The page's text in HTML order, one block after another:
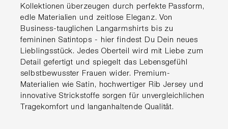
Kollektionen überzeugen durch perfekte Passform,
edle Materialien und zeitlose Eleganz. Von
Business-tauglichen Langarmshirts bis zu
femininen Satintops - hier findest Du Dein neues
Lieblingsstück. Jedes Oberteil wird mit Liebe zum
Detail gefertigt und spiegelt das Lebensgefühl
selbstbewusster Frauen wider. Premium-
Materialien wie Satin, hochwertiger Rib Jersey und
innovative Strickstoffe sorgen für unvergleichlichen
Tragekomfort und langanhaltende Qualität.